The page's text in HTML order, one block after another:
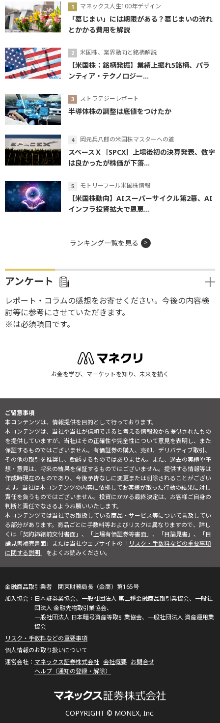
マネックス人生100年デザイン
「墓じまい」には期限がある？墓じまいの流れ
とかかる費用を解説
米国株、業界動向と銘柄解説
【米国株：銘柄発掘】業績上振れ5銘柄、パラ
ンティア・テクノロジー...
ストラテジーレポート
半導体株の調整は底値をつけたか
岡元兵八郎の米国株マスターへの道
スペースＸ［SPCX］上場後初の決算発表、数字
は良かったが株価が下落...
モトリーフール米国株情報
【米国株動向】AIスーパーサイクル第2幕、AI
インフラ投資拡大で恩恵...
ランキング一覧を見る
アンケート
レポート・コラムの感想をお寄せください。今後の内容検
討等に参考にさせていただきます。
※は必須項目です。
お金を学び、マーケットを知り、未来を描く
ご留意事項
本コンテンツは、情報提供を目的として行っております。
本コンテンツは、当社や当社が信頼できると考える情報源から提供されたもの
を提供していますが、当社はその正確性や完全性について意見を表明し、また
保証するものではございません。有価証券の購入、売却、デリバティブ取引、
その他の取引を推奨し、勧誘するものではありません。また、過去の実績や予
想・意見は、将来の結果を保証するものではございません。提供する情報等は
作成時現在のものであり、今後予告なしに変更または削除されることがござい
ます。当社は本コンテンツの内容に依拠してお客様が取った行動の結果に対し
責任を負うものではございません。投資にかかる最終決定は、お客様ご自身の
判断と責任でなさるようお願いいたします。
本コンテンツでは当社でお取扱している商品・サービス等について言及してい
る部分があります。商品ごとに手数料等およびリスクは異なりますので、詳し
くは「契約締結前交付書面」、「上場有価証券等書面」、「目論見書」、「目
論見書補完書面」または当社ウェブサイトの「リスク・手数料などの重要事項
に関する説明」をよくお読みください。
COPYRIGHT © MONEX, Inc.
金融商品取引業者 関東財務局長（金商）第165号
日本証券業協会、一般社団法人 第二種金融商品取引業協会、一般社
団法人 金融先物取引業協会、
一般社団法人 日本暗号資産等取引業協会、一般社団法人 資産運用業
協会
リスク・手数料などの重要事項
個人情報のお取り扱いについて
マネックス証券株式会社 会社概要 お問合せ
ヘルプ（通知の登録・解除）